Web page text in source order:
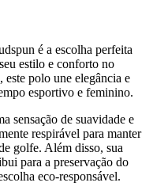
é a escolha perfeita
estilo e conforto no
este polo une elegância e
esportivo e feminino.
sensação de suavidade e
respirável para manter
golfe. Além disso, sua
para a preservação do
eco-responsável.